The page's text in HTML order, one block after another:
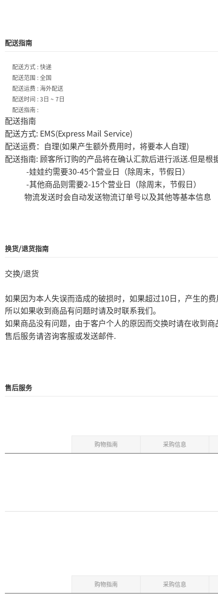
配送指南
配送方式 : 快递
配送范围 : 全国
配送运费 : 海外配送
配送时间 : 3日 ~ 7日
配送指南 :
配送指南
配送方式: EMS(Express Mail Service)
配送运费：自理(如果产生额外费用时，将要本人自理)
配送指南: 顾客所订购的产品将在确认汇款后进行派送.但是根
-娃娃约需要30-45个营业日（除周末，节假日）
-其他商品则需要2-15个营业日（除周末，节假日）
物流发送时会自动发送物流订单号以及其他等基本信息
换货/退货指南
交换/退货
如果因为本人失误而造成的破损时，如果超过10 日，产生的
所以如果收到商品有问题时请及时联系我们。
如果商品没有问题，由于客户个人的原因而交换时请在收到商
售后服务请咨询客服或发送邮件.
售后服务
购物指南 采购信息
购物指南 采购信息